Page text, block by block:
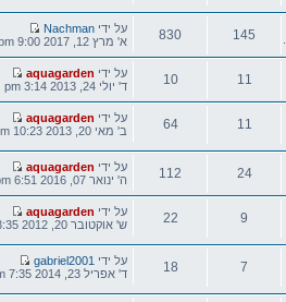
נושאים
הודעות
145
נושאים
830
הודעות
הודעה
אחרונה
על ידי Nachman
א' מרץ 12, 2017 9:00 pm
11
נושאים
10
הודעות
הודעה
אחרונה
על ידי aquagarden
ד' יולי 24, 2013 3:14 pm
11
נושאים
64
הודעות
הודעה
אחרונה
על ידי aquagarden
ב' מאי 20, 2013 10:23 pm
24
נושאים
112
הודעות
הודעה
אחרונה
על ידי aquagarden
ה' ינואר 07, 2016 6:51 pm
9
נושאים
22
הודעות
הודעה
אחרונה
על ידי aquagarden
ש' אוקטובר 20, 2012 3:35 pm
7
נושאים
18
הודעות
הודעה
אחרונה
על ידי gabriel2001
ד' אפריל 23, 2014 7:35 pm